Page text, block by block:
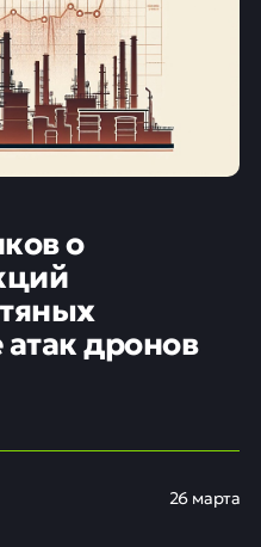
о
дронов
26 марта